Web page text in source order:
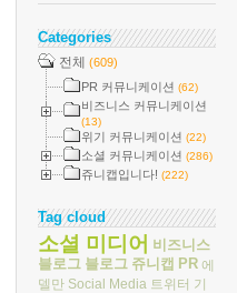
Categories
전체 (609)
PR 커뮤니케이션 (62)
비즈니스 커뮤니케이션
(13)
위기 커뮤니케이션 (22)
소셜 커뮤니케이션 (286)
쥬니캡입니다! (222)
Tag cloud
소셜 미디어 비즈니스
블로그 블로그 쥬니캡 PR 에
델만 Social Media 트위터 기